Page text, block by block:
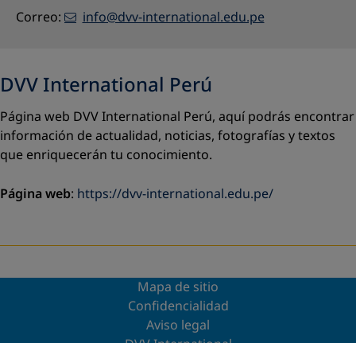
Correo:
info@dvv-international.edu.pe
DVV International Perú
Página web DVV International Perú, aquí podrás encontrar
información de actualidad, noticias, fotografías y textos
que enriquecerán tu conocimiento.
Página web: https://dvv-international.edu.pe/
Mapa de sitio
Confidencialidad
Aviso legal